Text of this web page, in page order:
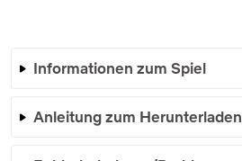
Informationen zum Spiel
Anleitung zum Herunterladen